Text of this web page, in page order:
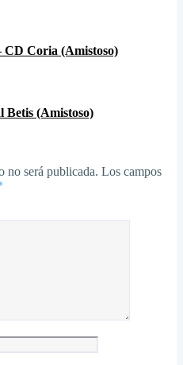
CD Coria (Amistoso)
Betis (Amistoso)
no será publicada. Los campos